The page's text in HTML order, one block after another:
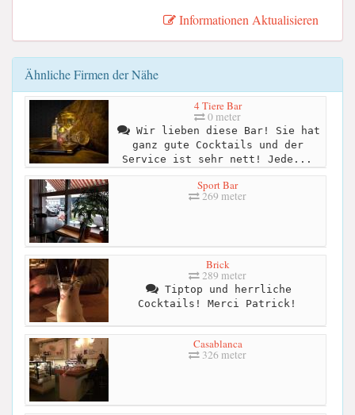
Informationen Aktualisieren
Ähnliche Firmen der Nähe
4 Tiere Bar
0 meter
Wir lieben diese Bar! Sie hat
ganz gute Cocktails und der
Service ist sehr nett! Jede...
Sport Bar
269 meter
Brick
289 meter
Tiptop und herrliche
Cocktails! Merci Patrick!
Casablanca
326 meter